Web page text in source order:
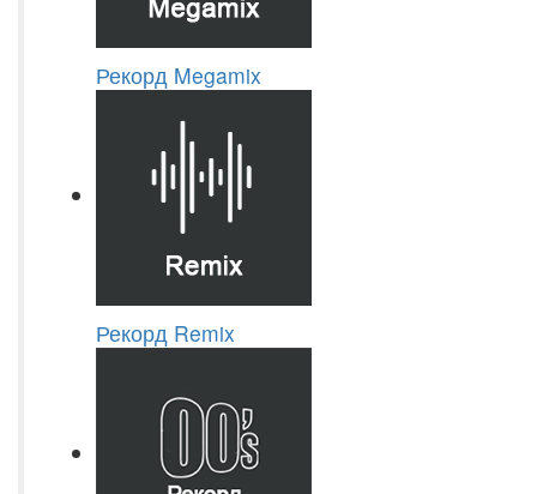
Рекорд Megamix
Рекорд Remix